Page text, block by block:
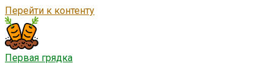
Перейти к контенту
Первая грядка